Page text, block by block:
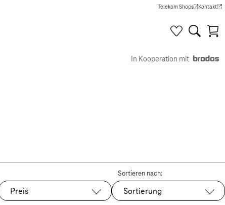
Telekom Shops
(Wird in einem neuen Tab
Kontakt
(Wird in
In Kooperation mit
Preis
Sortieren nach:
Sortierung